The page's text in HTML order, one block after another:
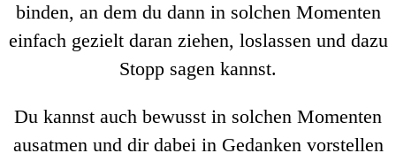
binden, an dem du dann in solchen Momenten
einfach gezielt daran ziehen, loslassen und dazu
Stopp sagen kannst.
Du kannst auch bewusst in solchen Momenten
ausatmen und dir dabei in Gedanken vorstellen